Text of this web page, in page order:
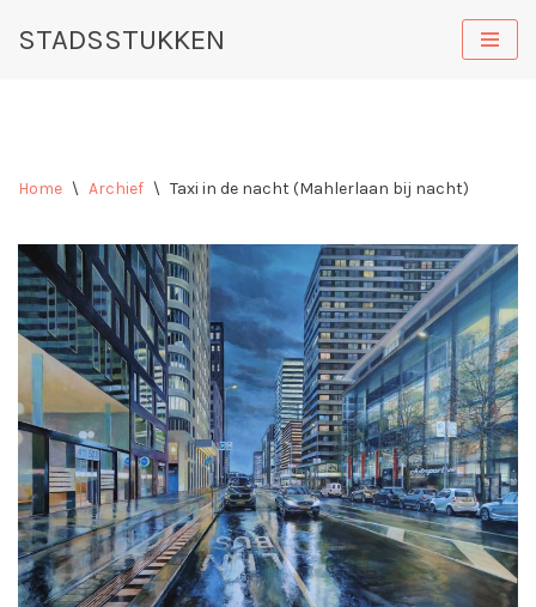
STADSSTUKKEN
Home \ Archief \ Taxi in de nacht (Mahlerlaan bij nacht)